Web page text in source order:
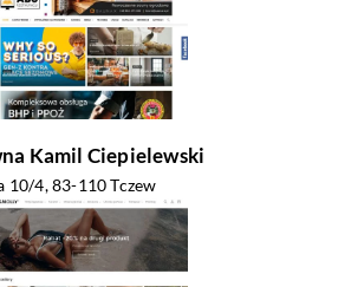
Kamil Ciepielewski
10/4, 83-110 Tczew